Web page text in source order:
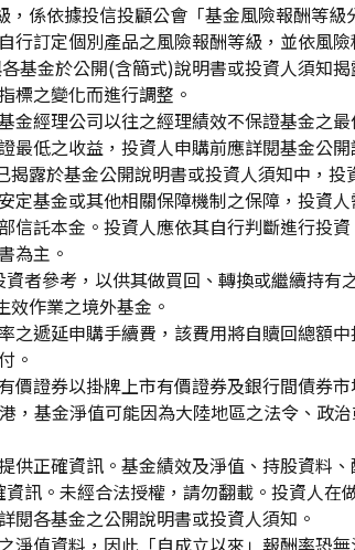
係依據投信投顧公會「基金風險報酬等
訂定個別產品之風險報酬等級，並依風險
基金於公開(含簡式)說明書或投資人須知
標之變化而進行調整。
經理公司以往之經理績效不保證基金之
低之收益，投資人申購前應詳閱基金公開
露於基金公開說明書或投資人須知中，投
定基金或其他相關保障機制之保障，投資
託本金。投資人應依其自行判斷進行投資
為主。
者參考，以供其做買回、轉換或繼續持有
作業之境外基金。
遞延申購手續費，該費用將自贖回總額
。
證券以掛牌上市有價證券及銀行間債券
基金淨值可能因為大陸地區之法令、政
正確資訊。基金績效及淨值、持股資料
訊。未經合法授權，請勿翻載。投資人在
閱各基金之公開說明書或投資人須知。
值資料，因此「自成立以來」報酬率恐